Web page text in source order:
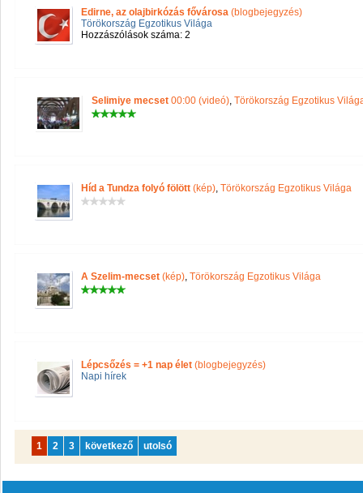
Edirne, az olajbirkózás fővárosa (blogbejegyzés)
Törökország Egzotikus Világa
Hozzászólások száma: 2
Selimiye mecset 00:00 (videó), Törökország Egzotikus
Híd a Tundza folyó fölött (kép), Törökország Egzotikus Világa
A Szelim-mecset (kép), Törökország Egzotikus Világa
Lépcsőzés = +1 nap élet (blogbejegyzés)
Napi hírek
1 2 3 következő utolsó